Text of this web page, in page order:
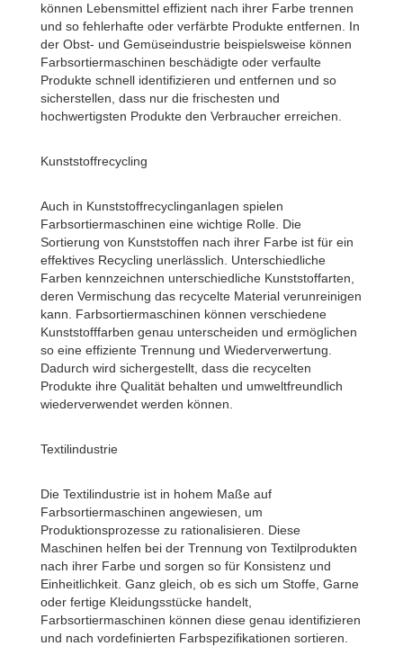
können Lebensmittel effizient nach ihrer Farbe trennen
und so fehlerhafte oder verfärbte Produkte entfernen. In
der Obst- und Gemüseindustrie beispielsweise können
Farbsortiermaschinen beschädigte oder verfaulte
Produkte schnell identifizieren und entfernen und so
sicherstellen, dass nur die frischesten und
hochwertigsten Produkte den Verbraucher erreichen.
Kunststoffrecycling
Auch in Kunststoffrecyclinganlagen spielen
Farbsortiermaschinen eine wichtige Rolle. Die
Sortierung von Kunststoffen nach ihrer Farbe ist für ein
effektives Recycling unerlässlich. Unterschiedliche
Farben kennzeichnen unterschiedliche Kunststoffarten,
deren Vermischung das recycelte Material verunreinigen
kann. Farbsortiermaschinen können verschiedene
Kunststofffarben genau unterscheiden und ermöglichen
so eine effiziente Trennung und Wiederverwertung.
Dadurch wird sichergestellt, dass die recycelten
Produkte ihre Qualität behalten und umweltfreundlich
wiederverwendet werden können.
Textilindustrie
Die Textilindustrie ist in hohem Maße auf
Farbsortiermaschinen angewiesen, um
Produktionsprozesse zu rationalisieren. Diese
Maschinen helfen bei der Trennung von Textilprodukten
nach ihrer Farbe und sorgen so für Konsistenz und
Einheitlichkeit. Ganz gleich, ob es sich um Stoffe, Garne
oder fertige Kleidungsstücke handelt,
Farbsortiermaschinen können diese genau identifizieren
und nach vordefinierten Farbspezifikationen sortieren.